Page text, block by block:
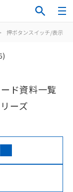
押ボタンスイッチ/表示灯
ド資料一覧
ーズ